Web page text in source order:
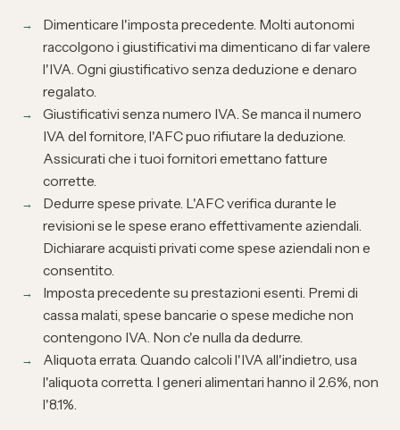
Dimenticare l'imposta precedente. Molti autonomi
raccolgono i giustificativi ma dimenticano di far valere
l'IVA. Ogni giustificativo senza deduzione e denaro
regalato.
Giustificativi senza numero IVA. Se manca il numero
IVA del fornitore, l'AFC puo rifiutare la deduzione.
Assicurati che i tuoi fornitori emettano fatture
corrette.
Dedurre spese private. L'AFC verifica durante le
revisioni se le spese erano effettivamente aziendali.
Dichiarare acquisti privati come spese aziendali non e
consentito.
Imposta precedente su prestazioni esenti. Premi di
cassa malati, spese bancarie o spese mediche non
contengono IVA. Non c'e nulla da dedurre.
Aliquota errata. Quando calcoli l'IVA all'indietro, usa
l'aliquota corretta. I generi alimentari hanno il 2.6%, non
l'8.1%.